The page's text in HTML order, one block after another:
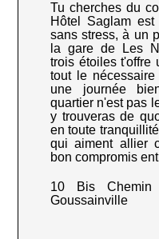
Tu cherches du
Hôtel Saglam
sans stress, à un
la gare de Les
trois étoiles t'offre
tout le
une journée
quartier n'est pas
y trouveras de
en toute
qui aiment allier
bon compromis
10 Bis
Goussainville